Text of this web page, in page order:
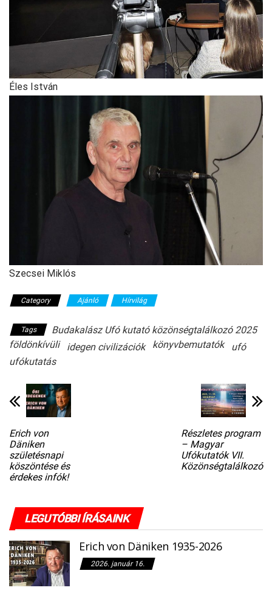
Éles István
Szecsei Miklós
Category Ajánló Hírvilág
Tags
Budakalász Ufó kutató közönségtalálkozó 2025
földönkívüli
idegen civilizációk könyvbemutatók
ufó
ufókutatás
Erich von
Däniken
születésnapi
köszöntése és
érdekes infók!
Részletes program
– Magyar
Ufókutatók VII.
Közönségtalálkozó
LEGUTÓBBI ÍRÁSAINK
Erich von Däniken 1935-2026
2026. január 16.